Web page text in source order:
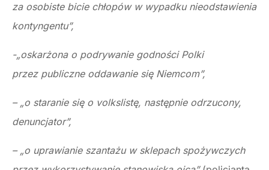
za osobiste bicie chłopów w wypadku nieodstawienia
kontyngentu”,
-„oskarżona o podrywanie godności Polki
przez publiczne oddawanie się Niemcom”,
– „o staranie się o volkslistę, następnie odrzucony,
denuncjator”,
– „o uprawianie szantażu w sklepach spożywczych